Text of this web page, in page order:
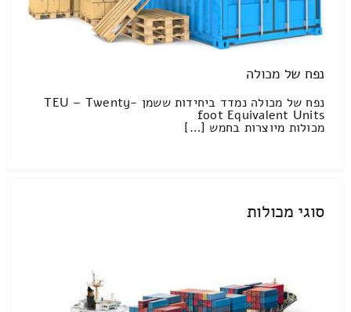
נפח של מכולה
נפח של מכולה נמדד ביחידות ששמן TEU – Twenty-
foot Equivalent Units
מכולות מיוצרות בחמש […]
סוגי מכולות